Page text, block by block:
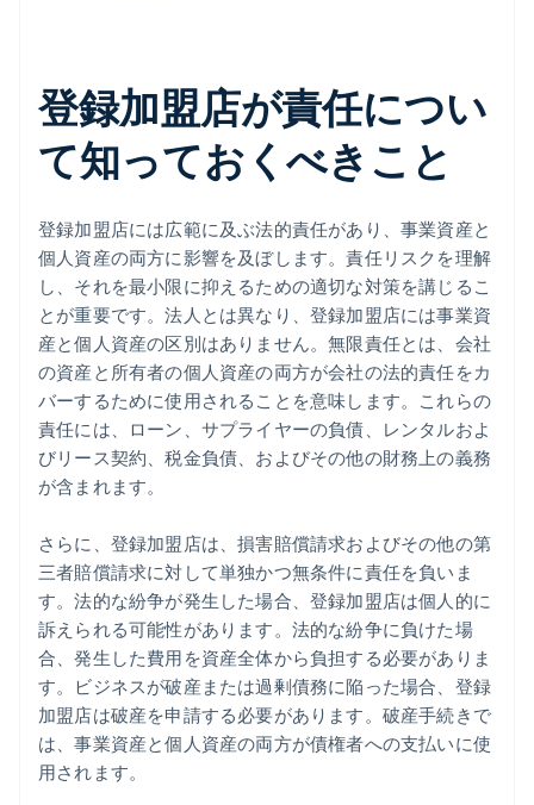
登録加盟店が責任につい
て知っておくべきこと
登録加盟店には広範に及ぶ法的責任があり、事業資産と
個人資産の両方に影響を及ぼします。責任リスクを理解
し、それを最小限に抑えるための適切な対策を講じるこ
とが重要です。法人とは異なり、登録加盟店には事業資
産と個人資産の区別はありません。無限責任とは、会社
の資産と所有者の個人資産の両方が会社の法的責任をカ
バーするために使用されることを意味します。これらの
責任には、ローン、サプライヤーの負債、レンタルおよ
びリース契約、税金負債、およびその他の財務上の義務
が含まれます。
さらに、登録加盟店は、損害賠償請求およびその他の第
三者賠償請求に対して単独かつ無条件に責任を負いま
す。法的な紛争が発生した場合、登録加盟店は個人的に
訴えられる可能性があります。法的な紛争に負けた場
合、発生した費用を資産全体から負担する必要がありま
す。ビジネスが破産または過剰債務に陥った場合、登録
加盟店は破産を申請する必要があります。破産手続きで
は、事業資産と個人資産の両方が債権者への支払いに使
用されます。